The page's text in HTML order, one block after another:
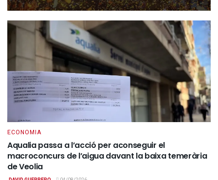
ECONOMIA
Aqualia passa a l’acció per aconseguir el
macroconcurs de l’aigua davant la baixa temerària
de Veolia